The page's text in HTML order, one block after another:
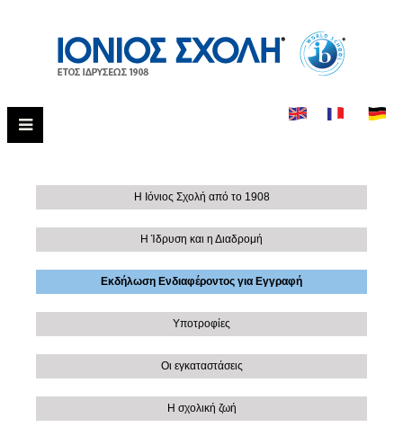
Η Ιόνιος Σχολή από το 1908
Η Ίδρυση και η Διαδρομή
Εκδήλωση Ενδιαφέροντος για Εγγραφή
Υποτροφίες
Οι εγκαταστάσεις
Η σχολική ζωή